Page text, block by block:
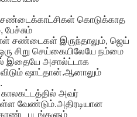
சண்டைக்காட்சிகள் கொடுக்காத
சண்டைகள் இருந்தாலும், ஜெய்
சிறு செய்கையிலேயே நம்மை
இதையே அசால்ட்டாக
விடும் ஷாட்தான்.ஆனாலும்
அவர்
வேண்டும்.அதிரடியான
படங்களும்